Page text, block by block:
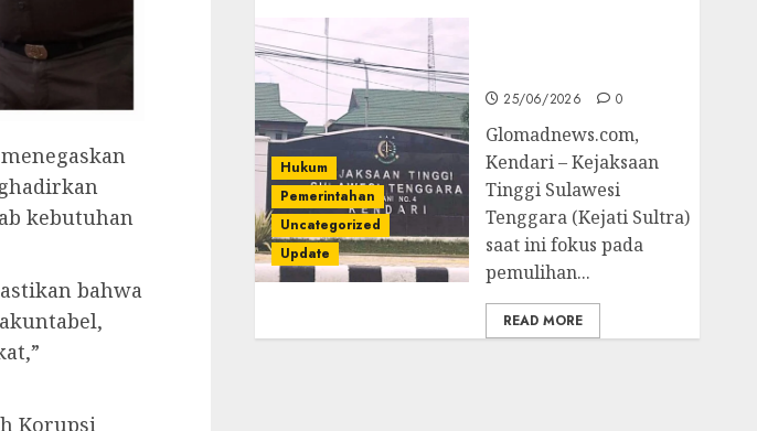
kebutuhan
bahwa
Korupsi
Hukum
Pemerintahan
Uncategorized
Update
25/06/2026 0
Glomadnews.com,
Kendari – Kejaksaan
Tinggi Sulawesi
Tenggara (Kejati Sultra)
saat ini fokus pada
pemulihan...
READ MORE